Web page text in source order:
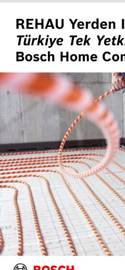
Altı Haftalık Eğitimle